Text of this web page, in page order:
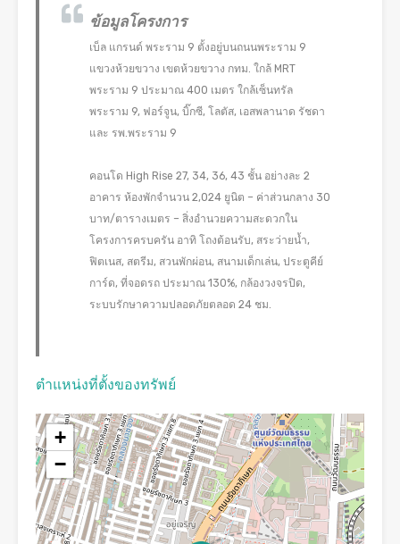
ข้อมูลโครงการ
เบ็ล แกรนด์ พระราม 9 ตั้งอยู่บนถนนพระราม 9
แขวงห้วยขวาง เขตห้วยขวาง กทม. ใกล้ MRT
พระราม 9 ประมาณ 400 เมตร ใกล้เซ็นทรัล
พระราม 9, ฟอร์จูน, บิ๊กซี, โลตัส, เอสพลานาด รัชดา
และ รพ.พระราม 9
คอนโด High Rise 27, 34, 36, 43 ชั้น อย่างละ 2
อาคาร ห้องพักจำนวน 2,024 ยูนิต – ค่าส่วนกลาง 30
บาท/ตารางเมตร – สิ่งอำนวยความสะดวกใน
โครงการครบครัน อาทิ โถงต้อนรับ, สระว่ายน้ำ,
ฟิตเนส, สตรีม, สวนพักผ่อน, สนามเด็กเล่น, ประตูคีย์
การ์ด, ที่จอดรถ ประมาณ 130%, กล้องวงจรปิด,
ระบบรักษาความปลอดภัยตลอด 24 ชม.
ตำแหน่งที่ตั้งของทรัพย์
+
−